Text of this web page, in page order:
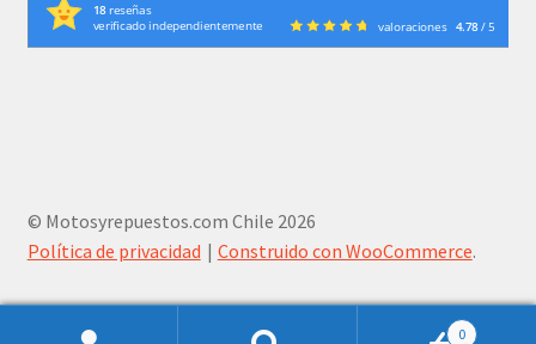
18reseñas
verificado independientemente
valoraciones 4.78/ 5
© Motosyrepuestos.com Chile 2026
Política de privacidad
Construido con WooCommerce.
0